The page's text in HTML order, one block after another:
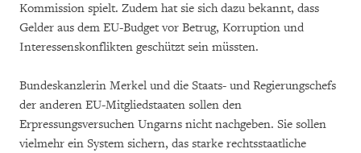
Kommission spielt. Zudem hat sie sich dazu bekannt, dass
Gelder aus dem EU-Budget vor Betrug, Korruption und
Interessenskonflikten geschützt sein müssten.
Bundeskanzlerin Merkel und die Staats- und Regierungschefs
der anderen EU-Mitgliedstaaten sollen den
Erpressungsversuchen Ungarns nicht nachgeben. Sie sollen
vielmehr ein System sichern, das starke rechtsstaatliche